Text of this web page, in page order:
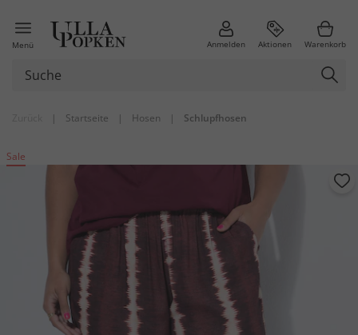
Menü Anmelden Aktionen Warenkorb
| Startseite | Hosen | Schlupfhosen
Sale